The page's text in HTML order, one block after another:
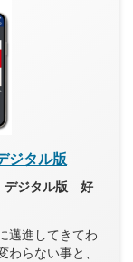
ジタル版
デジタル版 好
邁進してきてわ
らない事と、